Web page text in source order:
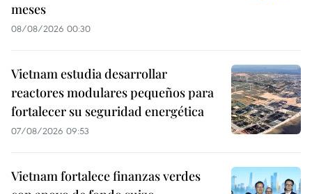
meses
08/08/2026 00:30
Vietnam estudia desarrollar
reactores modulares pequeños para
fortalecer su seguridad energética
07/08/2026 09:53
Vietnam fortalece finanzas verdes